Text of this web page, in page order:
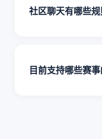
社区聊天有哪些规
目前支持哪些赛事